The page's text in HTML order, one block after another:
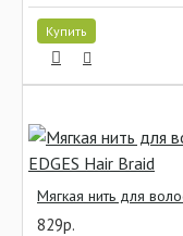
Купить
829р.